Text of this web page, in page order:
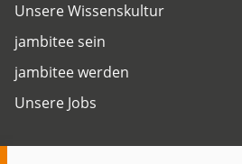
Unsere Wissenskultur
jambitee sein
jambitee werden
Unsere Jobs